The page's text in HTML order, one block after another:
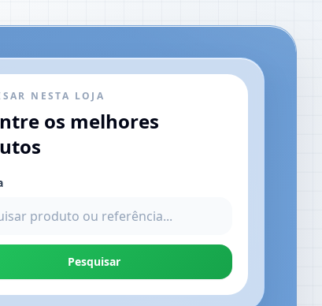
NESTA LOJA
os melhores
Pesquisar